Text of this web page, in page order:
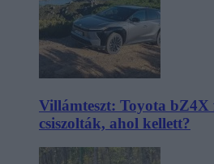
Villámteszt: Toyota bZ4X
csiszolták, ahol kellett?